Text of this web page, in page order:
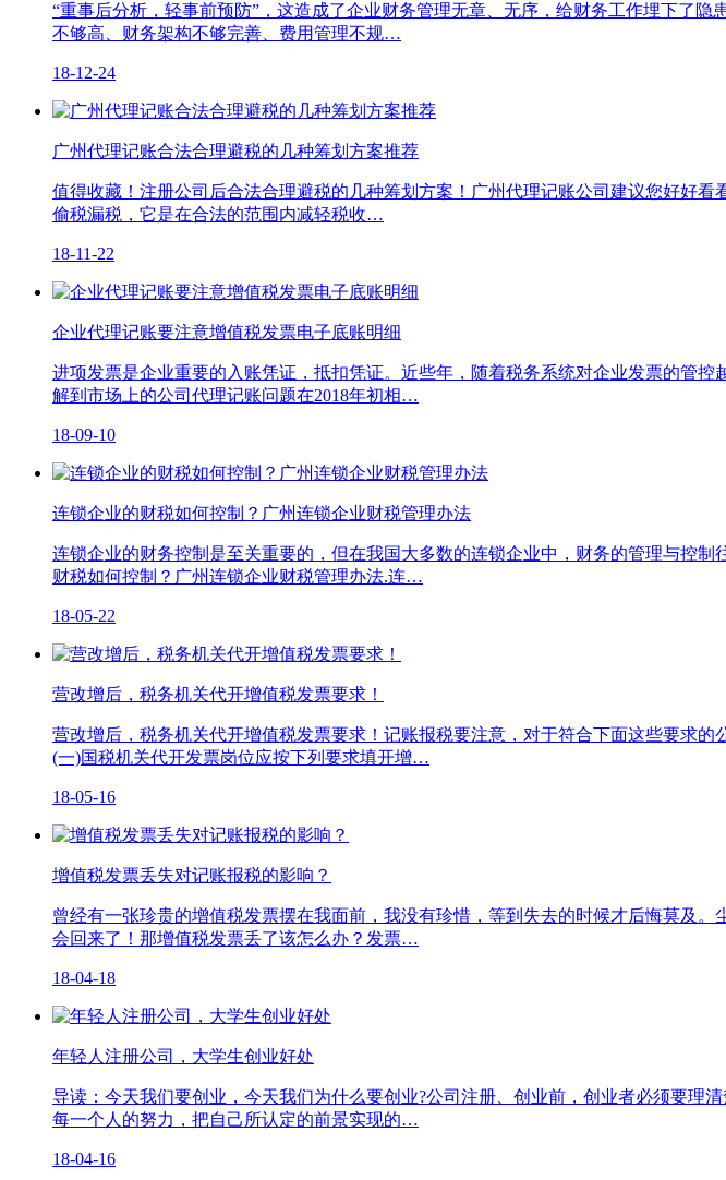
“重事后分析，轻事前预防”，这造成了企业财务管理无章、无序，给财务工作埋下了
不够高、财务架构不够完善、费用管理不规…
18-12-24
广州代理记账合法合理避税的几种筹划方案推荐
值得收藏！注册公司后合法合理避税的几种筹划方案！广州代理记账公司建议您好好
偷税漏税，它是在合法的范围内减轻税收…
18-11-22
企业代理记账要注意增值税发票电子底账明细
进项发票是企业重要的入账凭证，抵扣凭证。近些年，随着税务系统对企业发票的管
解到市场上的公司代理记账问题在2018年初相…
18-09-10
连锁企业的财税如何控制？广州连锁企业财税管理办法
连锁企业的财务控制是至关重要的，但在我国大多数的连锁企业中，财务的管理与控
财税如何控制？广州连锁企业财税管理办法.连…
18-05-22
营改增后，税务机关代开增值税发票要求！
营改增后，税务机关代开增值税发票要求！记账报税要注意，对于符合下面这些要求
(一)国税机关代开发票岗位应按下列要求填开增…
18-05-16
增值税发票丢失对记账报税的影响？
曾经有一张珍贵的增值税发票摆在我面前，我没有珍惜，等到失去的时候才后悔莫及
会回来了！那增值税发票丢了该怎么办？发票…
18-04-18
年轻人注册公司，大学生创业好处
导读：今天我们要创业，今天我们为什么要创业?公司注册、创业前，创业者必须要理
每一个人的努力，把自己所认定的前景实现的…
18-04-16